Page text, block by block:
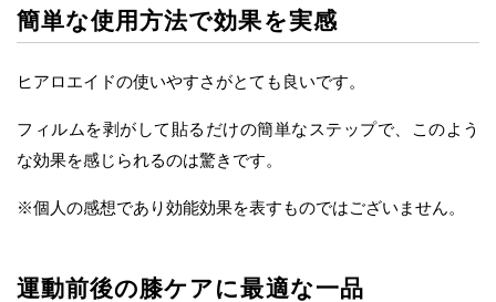
簡単な使用方法で効果を実感
ヒアロエイドの使いやすさがとても良いです。
フィルムを剥がして貼るだけの簡単なステップで、このよう
な効果を感じられるのは驚きです。
※個人の感想であり効能効果を表すものではございません。
運動前後の膝ケアに最適な一品